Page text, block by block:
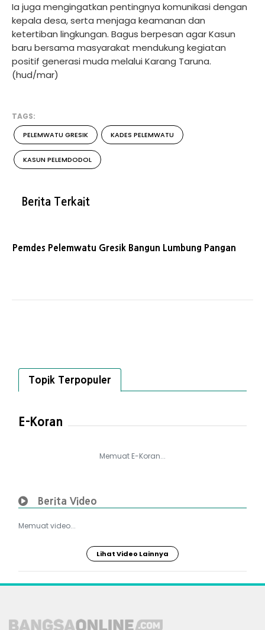
Ia juga mengingatkan pentingnya komunikasi dengan
kepala desa, serta menjaga keamanan dan
ketertiban lingkungan. Bagus berpesan agar Kasun
baru bersama masyarakat mendukung kegiatan
positif generasi muda melalui Karang Taruna.
(hud/mar)
TAGS:
PELEMWATU GRESIK KADES PELEMWATU
KASUN PELEMDODOL
Berita Terkait
Pemdes Pelemwatu Gresik Bangun Lumbung Pangan
Topik Terpopuler
E-Koran
Memuat E-Koran...
Berita Video
Memuat video...
Lihat Video Lainnya